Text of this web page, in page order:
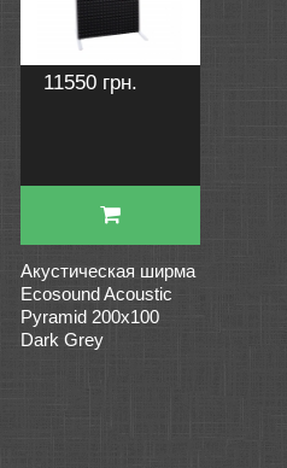
11550 грн.
Акустическая ширма
Ecosound Acoustic
Pyramid 200х100
Dark Grey